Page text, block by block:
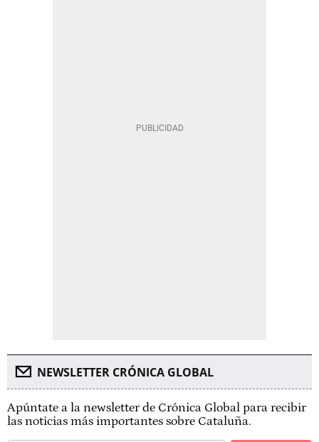
NEWSLETTER CRÓNICA GLOBAL
Apúntate a la newsletter de Crónica Global para recibir
las noticias más importantes sobre Cataluña.